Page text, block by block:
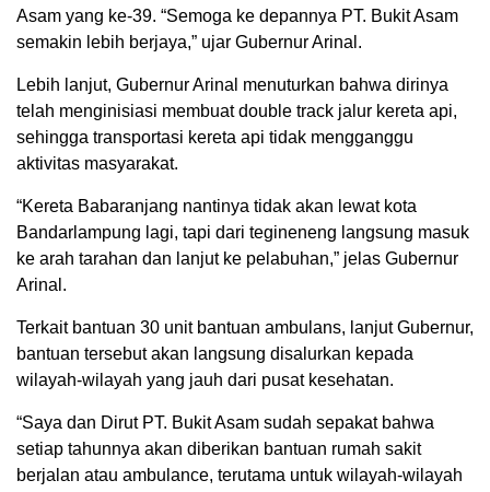
Asam yang ke-39. “Semoga ke depannya PT. Bukit Asam
semakin lebih berjaya,” ujar Gubernur Arinal.
Lebih lanjut, Gubernur Arinal menuturkan bahwa dirinya
telah menginisiasi membuat double track jalur kereta api,
sehingga transportasi kereta api tidak mengganggu
aktivitas masyarakat.
“Kereta Babaranjang nantinya tidak akan lewat kota
Bandarlampung lagi, tapi dari tegineneng langsung masuk
ke arah tarahan dan lanjut ke pelabuhan,” jelas Gubernur
Arinal.
Terkait bantuan 30 unit bantuan ambulans, lanjut Gubernur,
bantuan tersebut akan langsung disalurkan kepada
wilayah-wilayah yang jauh dari pusat kesehatan.
“Saya dan Dirut PT. Bukit Asam sudah sepakat bahwa
setiap tahunnya akan diberikan bantuan rumah sakit
berjalan atau ambulance, terutama untuk wilayah-wilayah